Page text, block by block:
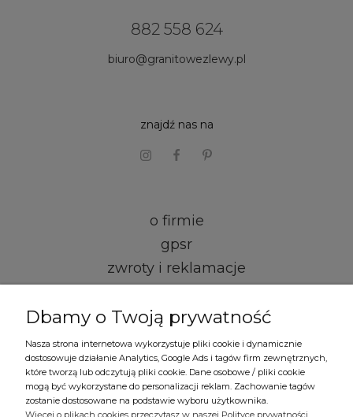
882 558 624
biuro@granitowezlewy.pl
o firmie
gpsr
zwroty i reklamacje
kontakt i dane firmy
regulamin
formy płatności
czas i koszty dostawy
znajdź nas na
Dbamy o Twoją prywatność
Nasza strona internetowa wykorzystuje pliki cookie i dynamicznie
dostosowuje działanie Analytics, Google Ads i tagów firm zewnętrznych,
które tworzą lub odczytują pliki cookie. Dane osobowe / pliki cookie
mogą być wykorzystane do personalizacji reklam. Zachowanie tagów
zostanie dostosowane na podstawie wyboru użytkownika.
Więcej o plikach cookies przeczytasz w naszej Polityce prywatności.